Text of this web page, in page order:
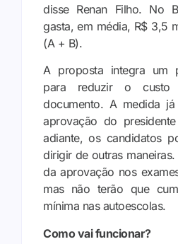
disse Renan Filho. No
gasta, em média, R$ 3,5
(A + B).
A proposta integra um
para reduzir o custo
documento. A medida
aprovação do
adiante, os candidatos
dirigir de outras
da aprovação nos
mas não terão que
mínima nas autoescolas.
Como vai funcionar?